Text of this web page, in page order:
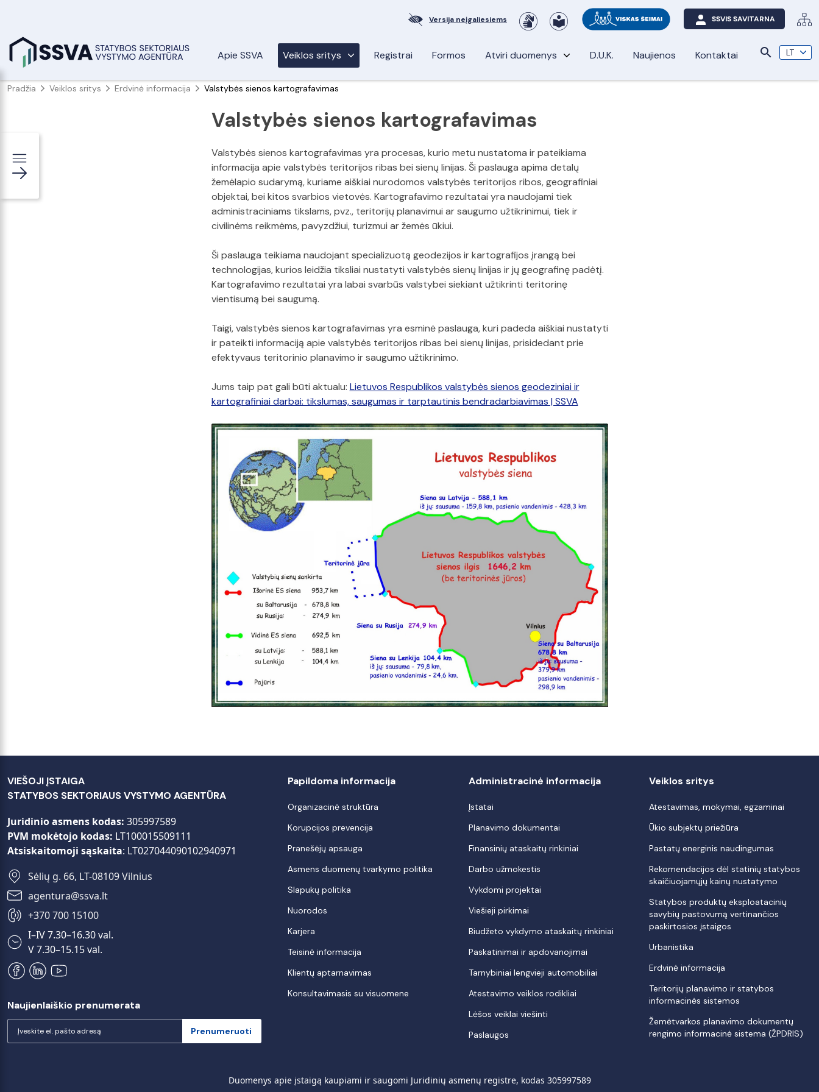
Versija neįgaliesiems SSVIS SAVITARNA
Apie SSVA Veiklos sritys Registrai Formos Atviri duomenys D.U.K. Naujienos Kontaktai search
Pradžia Veiklos sritys Erdvinė informacija Valstybės sienos kartografavimas
Valstybės sienos kartografavimas
Valstybės sienos kartografavimas yra procesas, kurio metu nustatoma ir pateikiama
informacija apie valstybės teritorijos ribas bei sienų linijas. Ši paslauga apima detalų
žemėlapio sudarymą, kuriame aiškiai nurodomos valstybės teritorijos ribos, geografiniai
objektai, bei kitos svarbios vietovės. Kartografavimo rezultatai yra naudojami tiek
administraciniams tikslams, pvz., teritorijų planavimui ar saugumo užtikrinimui, tiek ir
civilinėms reikmėms, pavyzdžiui, turizmui ar žemės ūkiui.
Ši paslauga teikiama naudojant specializuotą geodezijos ir kartografijos įrangą bei
technologijas, kurios leidžia tiksliai nustatyti valstybės sienų linijas ir jų geografinę padėtį.
Kartografavimo rezultatai yra labai svarbūs valstybei siekiant užtikrinti teritorinę
vientisumą bei saugumą.
Taigi, valstybės sienos kartografavimas yra esminė paslauga, kuri padeda aiškiai nustatyti
ir pateikti informaciją apie valstybės teritorijos ribas bei sienų linijas, prisidedant prie
efektyvaus teritorinio planavimo ir saugumo užtikrinimo.
Jums taip pat gali būti aktualu: Lietuvos Respublikos valstybės sienos geodeziniai ir
kartografiniai darbai: tikslumas, saugumas ir tarptautinis bendradarbiavimas | SSVA
VIEŠOJI ĮSTAIGA
STATYBOS SEKTORIAUS VYSTYMO AGENTŪRA
Juridinio asmens kodas: 305997589
PVM mokėtojo kodas: LT100015509111
Atsiskaitomoji sąskaita: LT027044090102940971
Sėlių g. 66, LT-08109 Vilnius
+370 700 15100
I–IV 7.30–16.30 val.
V 7.30–15.15 val.
Naujienlaiškio prenumerata
Prenumeruoti
Papildoma informacija
Organizacinė struktūra
Korupcijos prevencija
Pranešėjų apsauga
Asmens duomenų tvarkymo politika
Slapukų politika
Nuorodos
Karjera
Teisinė informacija
Klientų aptarnavimas
Konsultavimasis su visuomene
Administracinė informacija
Įstatai
Planavimo dokumentai
Finansinių ataskaitų rinkiniai
Darbo užmokestis
Vykdomi projektai
Viešieji pirkimai
Biudžeto vykdymo ataskaitų rinkiniai
Paskatinimai ir apdovanojimai
Tarnybiniai lengvieji automobiliai
Atestavimo veiklos rodikliai
Lėšos veiklai viešinti
Paslaugos
Veiklos sritys
Atestavimas, mokymai, egzaminai
Ūkio subjektų priežiūra
Pastatų energinis naudingumas
Rekomendacijos dėl statinių statybos
skaičiuojamųjų kainų nustatymo
Statybos produktų eksploatacinių
savybių pastovumą vertinančios
paskirtosios įstaigos
Urbanistika
Erdvinė informacija
Teritorijų planavimo ir statybos
informacinės sistemos
Žemėtvarkos planavimo dokumentų
rengimo informacinė sistema (ŽPDRIS)
Duomenys apie įstaigą kaupiami ir saugomi Juridinių asmenų registre, kodas 305997589